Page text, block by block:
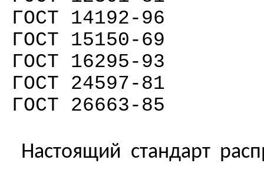
ГОСТ 14192-96
ГОСТ 15150-69
ГОСТ 16295-93
ГОСТ 24597-81
ГОСТ 26663-85
Настоящий стандарт